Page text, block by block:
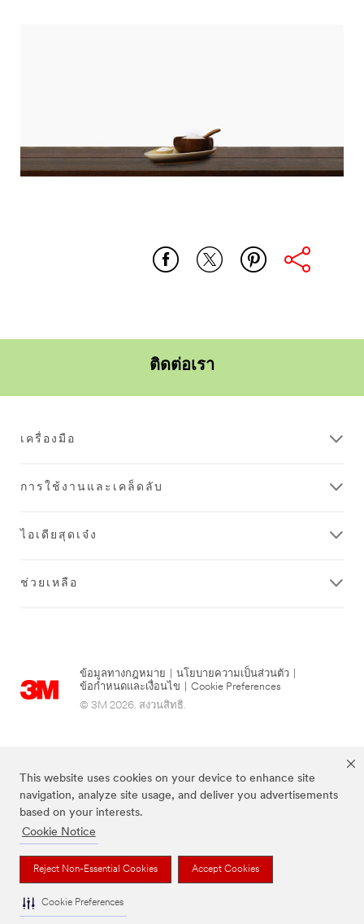
This website uses cookies on your device to enhance site
navigation, analyze site usage, and deliver you advertisements
based on your interests.
Cookie Notice
Reject Non-Essential Cookies Accept Cookies
Cookie Preferences
ติดต่อเรา
เครื่องมือ
การใช้งานและเคล็ดลับ
ไอเดียสุดเจ๋ง
ช่วยเหลือ
ข้อมูลทางกฎหมาย นโยบายความเป็นส่วนตัว
ข้อกำหนดและเงื่อนไข
Cookie Preferences
© 3M 2026. สงวนสิทธิ.
แบรนด์ที่ระบุไว้ข้างต้นเป็นเครื่องหมายการค้าของ 3M